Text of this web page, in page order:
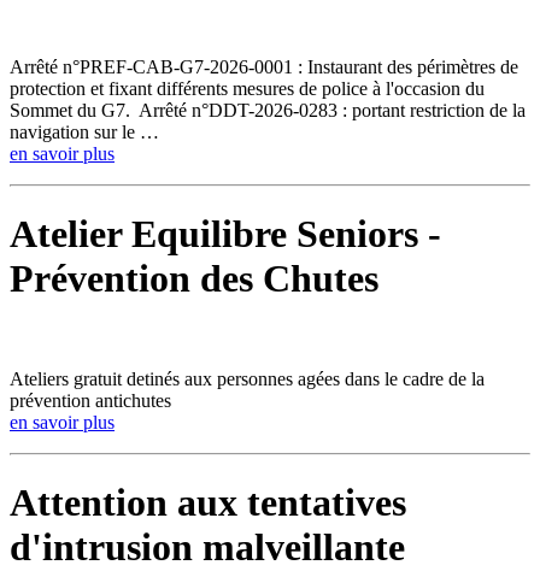
Arrêté n°PREF-CAB-G7-2026-0001 : Instaurant des périmètres de
protection et fixant différents mesures de police à l'occasion du
Sommet du G7. Arrêté n°DDT-2026-0283 : portant restriction de la
navigation sur le …
en savoir plus
Atelier Equilibre Seniors -
Prévention des Chutes
Ateliers gratuit detinés aux personnes agées dans le cadre de la
prévention antichutes
en savoir plus
Attention aux tentatives
d'intrusion malveillante